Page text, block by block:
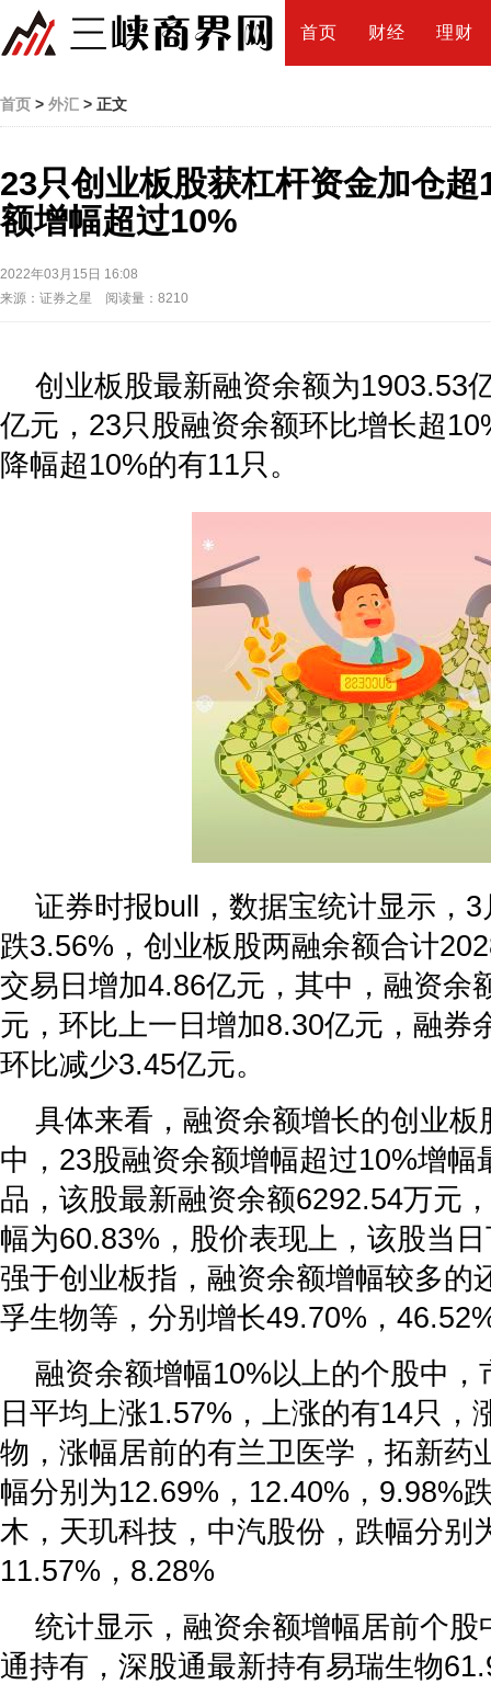
首页 财经 理财
首页 > 外汇 > 正文
23只创业板股获杠杆资金加仓
额增幅超过10%
2022年03月15日 16:08
来源：证券之星 阅读量：8210
创业板股最新融资余额为1903.53
亿元，23只股融资余额环比增长超
降幅超10%的有11只。
证券时报bull，数据宝统计显示，
跌3.56%，创业板股两融余额合计
交易日增加4.86亿元，其中，融资余
元，环比上一日增加8.30亿元，融券
环比减少3.45亿元。
具体来看，融资余额增长的创业板
中，23股融资余额增幅超过10%增幅
品，该股最新融资余额6292.54万元
幅为60.83%，股价表现上，该股当
强于创业板指，融资余额增幅较多的
孚生物等，分别增长49.70%，
融资余额增幅10%以上的个股中，
日平均上涨1.57%，上涨的有14只，
物，涨幅居前的有兰卫医学，拓新药
幅分别为12.69%，12.40%，9.98%
木，天玑科技，中汽股份，跌幅分别
11.57%，8.28%
统计显示，融资余额增幅居前个股
通持有，深股通最新持有易瑞生物